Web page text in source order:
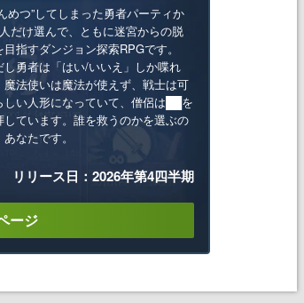
めつ”してしまった勇者パーティか
だけ選んで、ともに迷宮からの脱
目指すダンジョン探索RPGです。
し勇者は「はい/いいえ」しか喋れ
魔法使いは魔法が使えず、戦士は可
しい人形になっていて、僧侶は██を
しています。誰を救うのかを選ぶの
あなたです。
リリース日：2026年第4四半期
ージ